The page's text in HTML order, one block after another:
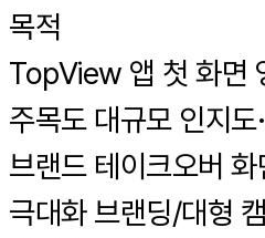
목적
TopView 앱 첫 화면
주목도 대규모 인지도
브랜드 테이크오버
극대화 브랜딩/대형